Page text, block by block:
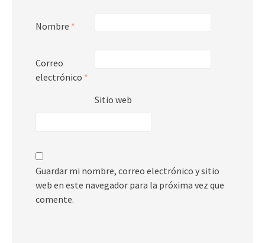
Nombre *
Correo
electrónico *
Sitio web
Guardar mi nombre, correo electrónico y sitio
web en este navegador para la próxima vez que
comente.